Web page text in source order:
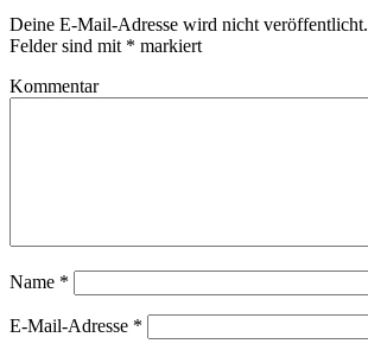
Deine E-Mail-Adresse wird nicht veröffentlicht.
Felder sind mit * markiert
Kommentar
Name *
E-Mail-Adresse *